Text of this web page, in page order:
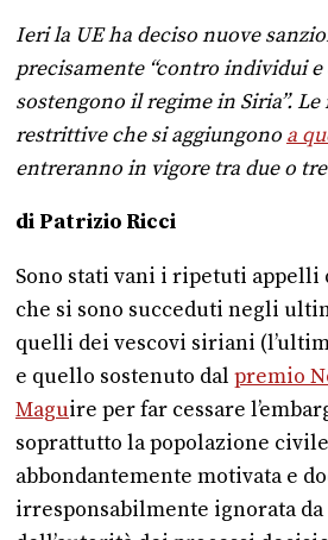
Ieri la UE ha deciso nuove
precisamente “contro individui
sostengono il regime in Siria”.
restrittive che si aggiungono a
entreranno in vigore tra due o
di Patrizio Ricci
Sono stati vani i ripetuti appelli
che si sono succeduti negli
quelli dei vescovi siriani
e quello sostenuto dal premio
Maguire per far cessare
soprattutto la popolazione civile.
abbondantemente motivata e
irresponsabilmente ignorata